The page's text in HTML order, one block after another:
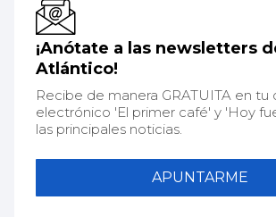
¡Anótate a las newsletters
Atlántico!
Recibe de manera GRATUITA en tu
electrónico 'El primer café' y 'Hoy
las principales noticias.
APUNTARME